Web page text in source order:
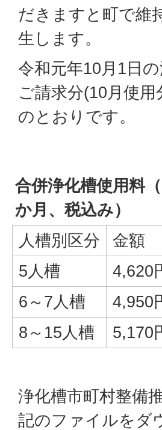
だきますと町で維
生します。
令和元年10月1日
ご請求分(10月使
のとおりです。
合併浄化槽使用料
か月、税込み）
人槽別区分
金額
5人槽
4,620
6～7人槽
4,950
8～15人槽
5,170
浄化槽市町村整備
記のファイルをダ